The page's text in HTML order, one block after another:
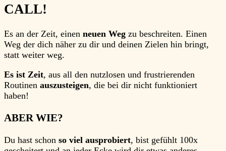
CALL!
Es an der Zeit, einen neuen Weg zu beschreiten. Einen
Weg der dich näher zu dir und deinen Zielen hin bringt,
statt weiter weg.
Es ist Zeit, aus all den nutzlosen und frustrierenden
Routinen auszusteigen, die bei dir nicht funktioniert
haben!
ABER WIE?
Du hast schon so viel ausprobiert, bist gefühlt 100x